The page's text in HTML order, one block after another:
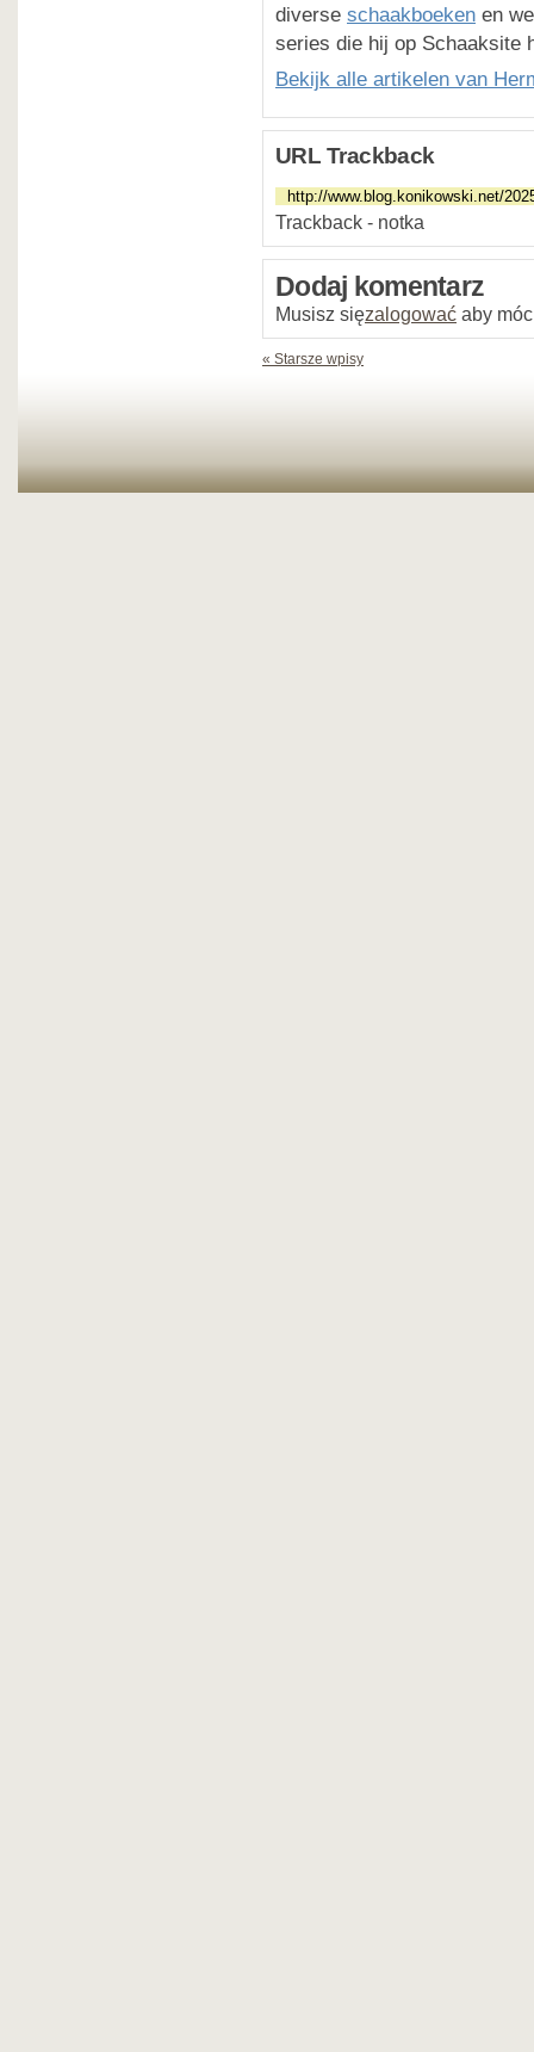
diverse schaakboeken en
series die hij op Schaaksite
Bekijk alle artikelen van
URL Trackback
Trackback - notka
Dodaj komentarz
Musisz sięzalogować aby
« Starsze wpisy